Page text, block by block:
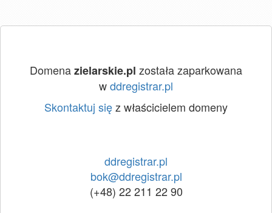
Domenazielarskie.pl została zaparkowana
wddregistrar.pl
Skontaktuj sięz właścicielem domeny
ddregistrar.pl
bok@ddregistrar.pl
(+48) 22 211 22 90